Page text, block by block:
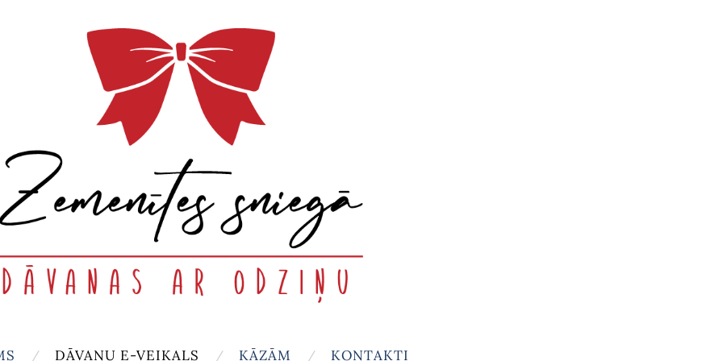
DĀVANU E-VEIKALS KĀZĀM KONTAKTI